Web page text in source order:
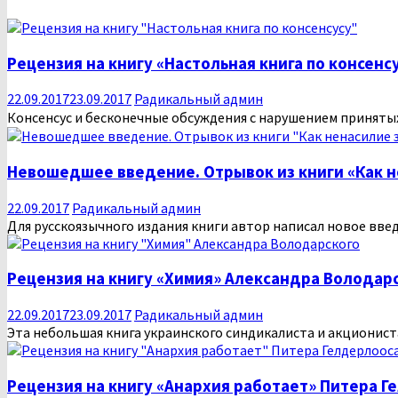
Рецензия на книгу «Настольная книга по
22.09.201723.09.2017 Радикальный админ
Консенсус и бесконечные обсуждения с нарушением
Невошедшее введение. Отрывок из книги «Как
22.09.2017 Радикальный админ
Для русскоязычного издания книги автор написал новое
Рецензия на книгу «Химия» Александра
22.09.201723.09.2017 Радикальный админ
Эта небольшая книга украинского синдикалиста и
Рецензия на книгу «Анархия работает» Питера